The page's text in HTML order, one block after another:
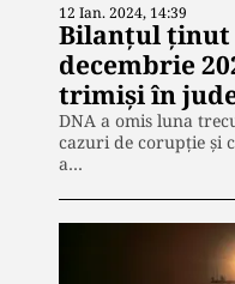
12 Ian. 2024, 14:39
Bilanțul ținut
decembrie
trimiși în
DNA a omis luna
cazuri de corupție și
a…